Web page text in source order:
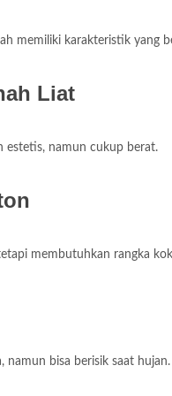
memiliki karakteristik yang
Liat
estetis, namun cukup berat.
membutuhkan rangka
namun bisa berisik saat hujan.